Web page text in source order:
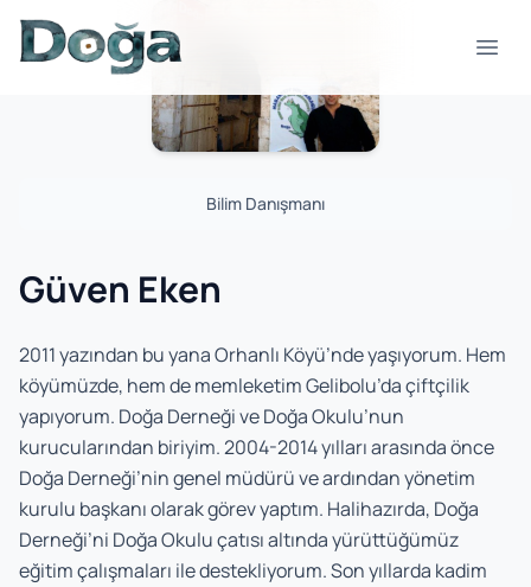
Skip to content
Bilim Danışmanı
Güven Eken
2011 yazından bu yana Orhanlı Köyü’nde yaşıyorum. Hem
köyümüzde, hem de memleketim Gelibolu’da çiftçilik
yapıyorum. Doğa Derneği ve Doğa Okulu’nun
kurucularından biriyim. 2004-2014 yılları arasında önce
Doğa Derneği’nin genel müdürü ve ardından yönetim
kurulu başkanı olarak görev yaptım. Halihazırda, Doğa
Derneği’ni Doğa Okulu çatısı altında yürüttüğümüz
eğitim çalışmaları ile destekliyorum. Son yıllarda kadim